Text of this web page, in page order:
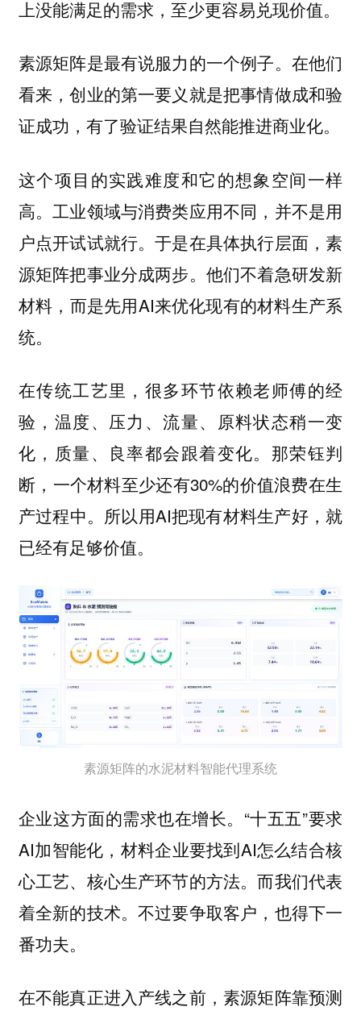
上没能满足的需求，至少更容易兑现价值。
素源矩阵是最有说服力的一个例子。在他们
看来，创业的第一要义就是把事情做成和验
证成功，有了验证结果自然能推进商业化。
这个项目的实践难度和它的想象空间一样
高。工业领域与消费类应用不同，并不是用
户点开试试就行。于是在具体执行层面，素
源矩阵把事业分成两步。他们不着急研发新
材料，而是先用AI来优化现有的材料生产系
统。
在传统工艺里，很多环节依赖老师傅的经
验，温度、压力、流量、原料状态稍一变
化，质量、良率都会跟着变化。那荣钰判
断，一个材料至少还有30%的价值浪费在生
产过程中。所以用AI把现有材料生产好，就
已经有足够价值。
素源矩阵的水泥材料智能代理系统
企业这方面的需求也在增长。“十五五”要求
AI加智能化，材料企业要找到AI怎么结合核
心工艺、核心生产环节的方法。而我们代表
着全新的技术。不过要争取客户，也得下一
番功夫。
在不能真正进入产线之前，素源矩阵靠预测